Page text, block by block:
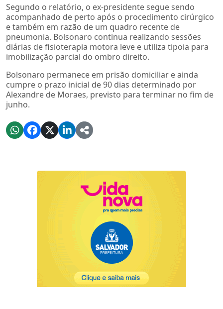
Segundo o relatório, o ex-presidente segue sendo
acompanhado de perto após o procedimento cirúrgico
e também em razão de um quadro recente de
pneumonia. Bolsonaro continua realizando sessões
diárias de fisioterapia motora leve e utiliza tipoia para
imobilização parcial do ombro direito.
Bolsonaro permanece em prisão domiciliar e ainda
cumpre o prazo inicial de 90 dias determinado por
Alexandre de Moraes, previsto para terminar no fim de
junho.